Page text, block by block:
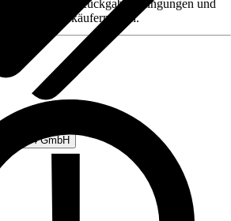
GmbH
wie z. B. Rückgabebedingungen und
auf den Verkäufernamen.